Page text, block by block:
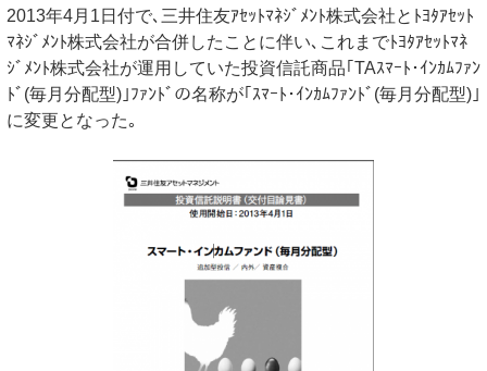
2013年4月1日付で､三井住友ｱｾｯﾄﾏﾈｼﾞﾒﾝﾄ株式会社とﾄﾖﾀｱｾｯﾄ
ﾏﾈｼﾞﾒﾝﾄ株式会社が合併したことに伴い､これまでﾄﾖﾀｱｾｯﾄﾏﾈ
ｼﾞﾒﾝﾄ株式会社が運用していた投資信託商品｢TAｽﾏｰﾄ･ｲﾝｶﾑﾌｧﾝ
ﾄﾞ(毎月分配型)｣ﾌｧﾝﾄﾞの名称が｢ｽﾏｰﾄ･ｲﾝｶﾑﾌｧﾝﾄﾞ(毎月分配型)｣
に変更となった｡